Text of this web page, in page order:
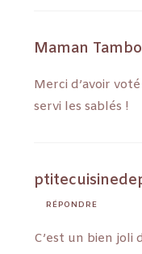
Maman
Merci d’avoir
servi les sablés !
RÉPONDRE
C’est un bien joli